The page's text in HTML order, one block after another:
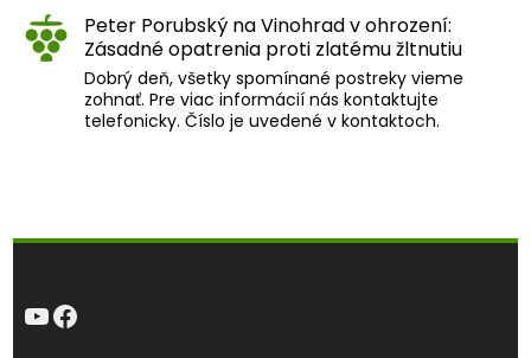
Peter Porubský naVinohrad v ohrození:
Zásadné opatrenia proti zlatému žltnutiu
Dobrý deň, všetky spomínané postreky vieme
zohnať. Pre viac informácií nás kontaktujte
telefonicky. Číslo je uvedené v kontaktoch.
YouTube
Facebook